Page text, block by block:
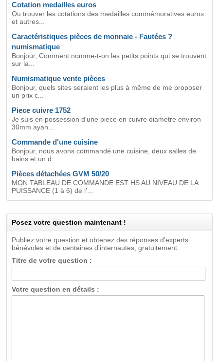
Cotation medailles euros
Ou trouver les cotations des medailles commémoratives euros
et autres...
Caractéristiques pièces de monnaie - Fautées ?
numismatique
Bonjour, Comment nomme-t-on les petits points qui se trouvent
sur la...
Numismatique vente pièces
Bonjour, quels sites seraient les plus à même de me proposer
un prix c...
Piece cuivre 1752
Je suis en possession d'une piece en cuivre diametre environ
30mm ayan...
Commande d'une cuisine
Bonjour, nous avons commandé une cuisine, deux salles de
bains et un d...
Pièces détachées GVM 50/20
MON TABLEAU DE COMMANDE EST HS AU NIVEAU DE LA
PUISSANCE (1 à 6) de l'...
Posez votre question maintenant !
Publiez votre question et obtenez des réponses d'experts
bénévoles et de centaines d'internautes, gratuitement.
Titre de votre question :
Votre question en détails :